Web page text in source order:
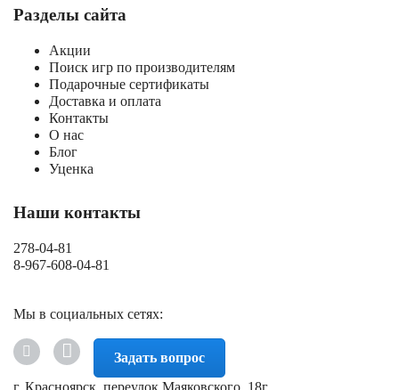
Разделы сайта
Акции
Поиск игр по производителям
Подарочные сертификаты
Доставка и оплата
Контакты
О нас
Блог
Уценка
Наши контакты
278-04-81
8-967-608-04-81
Мы в социальных сетях:
Задать вопрос
г. Красноярск, переулок Маяковского, 18г